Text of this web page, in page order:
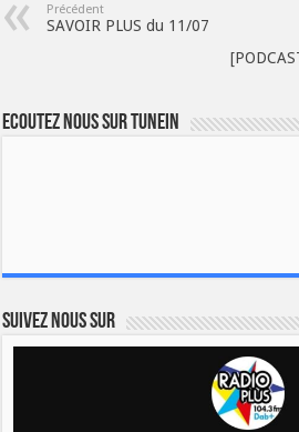
Précédent
SAVOIR PLUS du 11/07
Ecoutez nous sur TuneIn
Suivez nous sur